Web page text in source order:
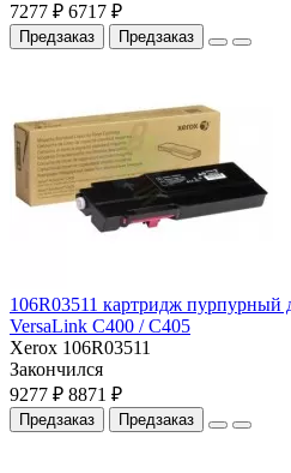
7277 ₽ 6717 ₽
Предзаказ Предзаказ
106R03511 картридж пурпурный
VersaLink C400 / C405
Xerox 106R03511
Закончился
9277 ₽ 8871 ₽
Предзаказ Предзаказ